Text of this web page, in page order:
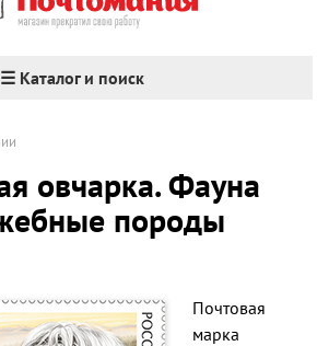
☰ Каталог и поиск
овчарка. Фауна
породы
Почтовая
марка